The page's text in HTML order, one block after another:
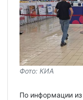
Фото: КИА
По информации